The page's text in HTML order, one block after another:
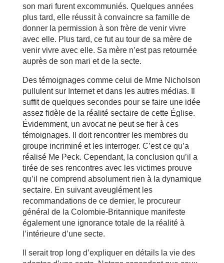
son mari furent excommuniés. Quelques années
plus tard, elle réussit à convaincre sa famille de
donner la permission à son frère de venir vivre
avec elle. Plus tard, ce fut au tour de sa mère de
venir vivre avec elle. Sa mère n’est pas retournée
auprès de son mari et de la secte.
Des témoignages comme celui de Mme Nicholson
pullulent sur Internet et dans les autres médias. Il
suffit de quelques secondes pour se faire une idée
assez fidèle de la réalité sectaire de cette Église.
Évidemment, un avocat ne peut se fier à ces
témoignages. Il doit rencontrer les membres du
groupe incriminé et les interroger. C’est ce qu’a
réalisé Me Peck. Cependant, la conclusion qu’il a
tirée de ses rencontres avec les victimes prouve
qu’il ne comprend absolument rien à la dynamique
sectaire. En suivant aveuglément les
recommandations de ce dernier, le procureur
général de la Colombie-Britannique manifeste
également une ignorance totale de la réalité à
l’intérieure d’une secte.
Il serait trop long d’expliquer en détails la vie des